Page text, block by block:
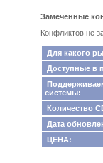
Замеченные
Конфликтов не
Для какого
Доступные в
системы:
Количество
Дата
ЦЕНА: